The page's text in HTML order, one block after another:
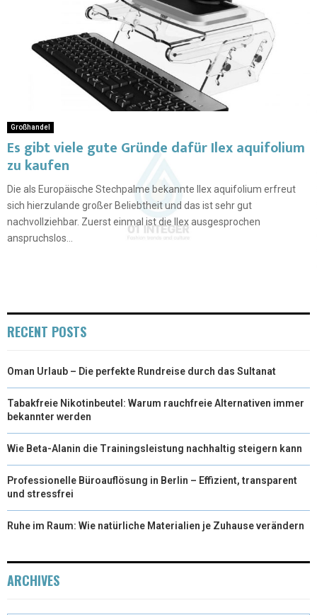
Großhandel
Es gibt viele gute Gründe dafür Ilex aquifolium
zu kaufen
Die als Europäische Stechpalme bekannte Ilex aquifolium erfreut
sich hierzulande großer Beliebtheit und das ist sehr gut
nachvollziehbar. Zuerst einmal ist die Ilex ausgesprochen
anspruchslos...
RECENT POSTS
Oman Urlaub – Die perfekte Rundreise durch das Sultanat
Tabakfreie Nikotinbeutel: Warum rauchfreie Alternativen immer
bekannter werden
Wie Beta-Alanin die Trainingsleistung nachhaltig steigern kann
Professionelle Büroauflösung in Berlin – Effizient, transparent
und stressfrei
Ruhe im Raum: Wie natürliche Materialien je Zuhause verändern
ARCHIVES